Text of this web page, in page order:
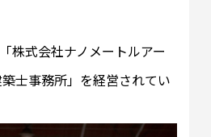
株式会社ナノメートルアー
士事務所」を経営されてい